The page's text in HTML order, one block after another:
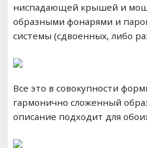
ниспадающей крышей и
образными фонарями и
системы (сдвоенных, либо
Все это в совокупности
гармонично сложенный
описание подходит для